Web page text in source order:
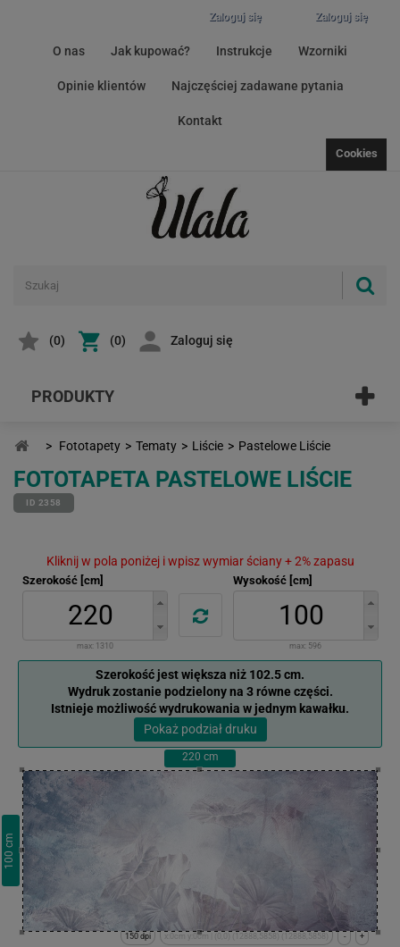
Zaloguj się
Zaloguj się
O nas Jak kupować? Instrukcje Wzorniki
Opinie klientów Najczęściej zadawane pytania
Kontakt
Cookies
(0) (0) Zaloguj się
PRODUKTY
> Fototapety > Tematy > Liście > Pastelowe Liście
FOTOTAPETA PASTELOWE LIŚCIE
ID 2358
Kliknij w pola poniżej i wpisz wymiar ściany + 2% zapasu
Szerokość [cm]
max: 1310
Wysokość [cm]
max: 596
Szerokość jest większa niż 102.5 cm.
Wydruk zostanie podzielony na 3 równe części.
Istnieje możliwość wydrukowania w jednym kawałku.
Pokaż podział druku
220 cm
100
cm
+
-
x:0cm y:0cm | (0,0) (12888,5858) (12888,5858)
150 dpi